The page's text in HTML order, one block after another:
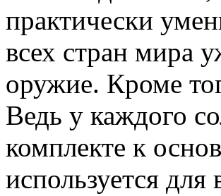
практически
всех стран мира
оружие. Кроме
Ведь у каждого
комплекте к
используется